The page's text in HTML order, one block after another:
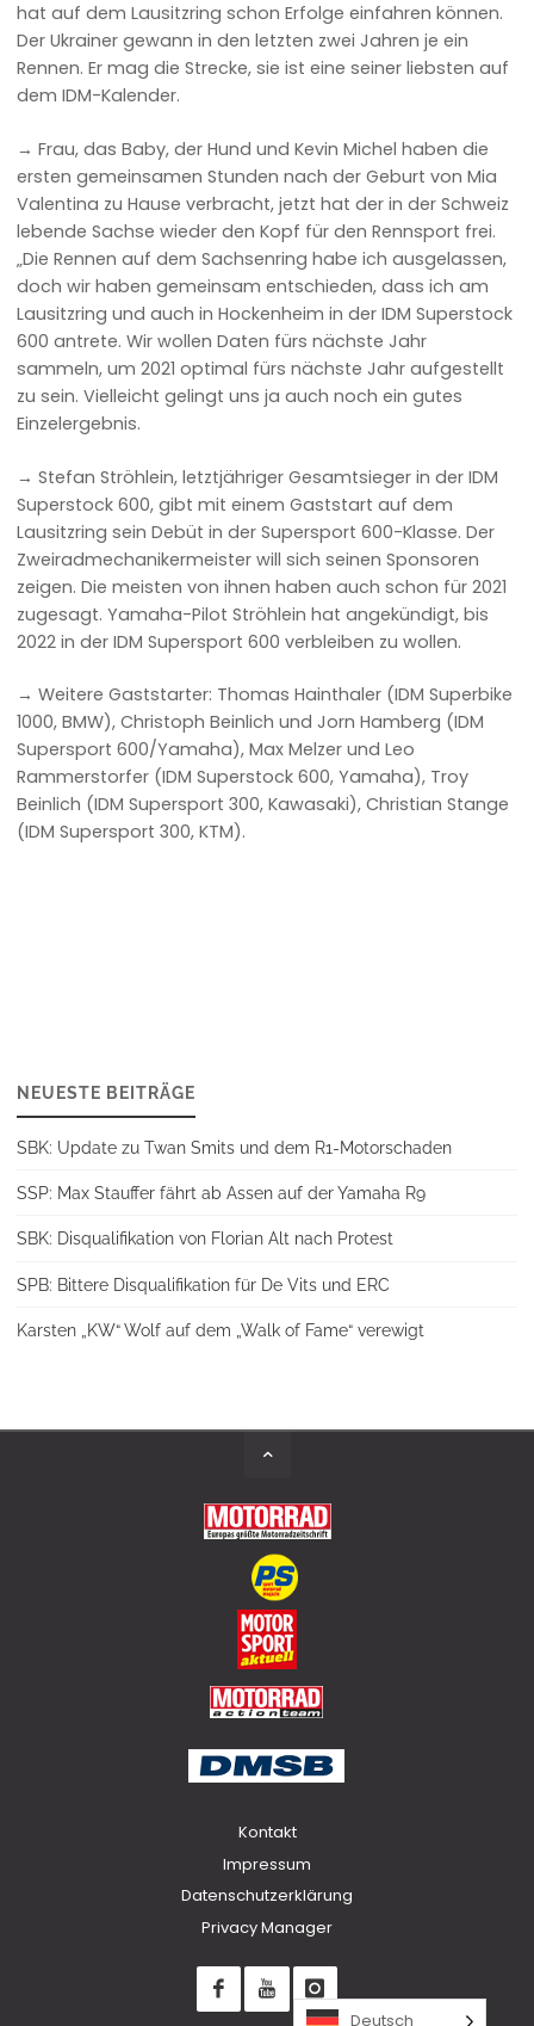
hat auf dem Lausitzring schon Erfolge einfahren können.
Der Ukrainer gewann in den letzten zwei Jahren je ein
Rennen. Er mag die Strecke, sie ist eine seiner liebsten auf
dem IDM-Kalender.
→ Frau, das Baby, der Hund und Kevin Michel haben die
ersten gemeinsamen Stunden nach der Geburt von Mia
Valentina zu Hause verbracht, jetzt hat der in der Schweiz
lebende Sachse wieder den Kopf für den Rennsport frei.
„Die Rennen auf dem Sachsenring habe ich ausgelassen,
doch wir haben gemeinsam entschieden, dass ich am
Lausitzring und auch in Hockenheim in der IDM Superstock
600 antrete. Wir wollen Daten fürs nächste Jahr
sammeln, um 2021 optimal fürs nächste Jahr aufgestellt
zu sein. Vielleicht gelingt uns ja auch noch ein gutes
Einzelergebnis.
→ Stefan Ströhlein, letztjähriger Gesamtsieger in der IDM
Superstock 600, gibt mit einem Gaststart auf dem
Lausitzring sein Debüt in der Supersport 600-Klasse. Der
Zweiradmechanikermeister will sich seinen Sponsoren
zeigen. Die meisten von ihnen haben auch schon für 2021
zugesagt. Yamaha-Pilot Ströhlein hat angekündigt, bis
2022 in der IDM Supersport 600 verbleiben zu wollen.
→ Weitere Gaststarter: Thomas Hainthaler (IDM Superbike
1000, BMW), Christoph Beinlich und Jorn Hamberg (IDM
Supersport 600/Yamaha), Max Melzer und Leo
Rammerstorfer (IDM Superstock 600, Yamaha), Troy
Beinlich (IDM Supersport 300, Kawasaki), Christian Stange
(IDM Supersport 300, KTM).
NEUESTE BEITRÄGE
SBK: Update zu Twan Smits und dem R1-Motorschaden
SSP: Max Stauffer fährt ab Assen auf der Yamaha R9
SBK: Disqualifikation von Florian Alt nach Protest
SPB: Bittere Disqualifikation für De Vits und ERC
Karsten „KW“ Wolf auf dem „Walk of Fame“ verewigt
Kontakt
Impressum
Datenschutzerklärung
Privacy Manager
Back
Deutsch